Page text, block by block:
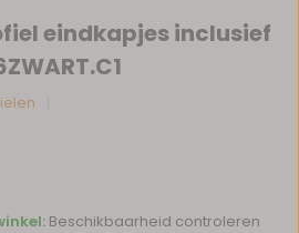
eindkapjes inclusief
Beschikbaarheid controleren